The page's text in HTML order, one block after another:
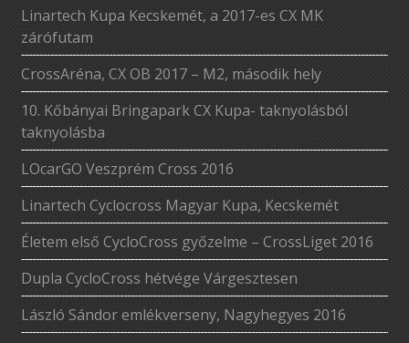
Linartech Kupa Kecskemét, a 2017-es CX MK
zárófutam
CrossAréna, CX OB 2017 – M2, második hely
10. Kőbányai Bringapark CX Kupa- taknyolásból
taknyolásba
LOcarGO Veszprém Cross 2016
Linartech Cyclocross Magyar Kupa, Kecskemét
Életem első CycloCross győzelme – CrossLiget 2016
Dupla CycloCross hétvége Várgesztesen
László Sándor emlékverseny, Nagyhegyes 2016